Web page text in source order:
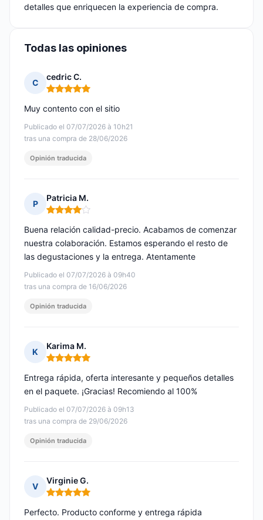
detalles que enriquecen la experiencia de compra.
Todas las opiniones
C
cedric C.
Nota: 5 de 5
Publicado el 07/07/2026 à 10h21
tras una compra de 28/06/2026
Muy contento con el sitio
Opinión traducida
P
Patricia M.
Nota: 4 de 5
Publicado el 07/07/2026 à 09h40
tras una compra de 16/06/2026
Buena relación calidad-precio. Acabamos de comenzar
nuestra colaboración. Estamos esperando el resto de
las degustaciones y la entrega. Atentamente
Opinión traducida
K
Karima M.
Nota: 5 de 5
Publicado el 07/07/2026 à 09h13
tras una compra de 29/06/2026
Entrega rápida, oferta interesante y pequeños detalles
en el paquete. ¡Gracias! Recomiendo al 100%
Opinión traducida
V
Virginie G.
Nota: 5 de 5
Perfecto. Producto conforme y entrega rápida